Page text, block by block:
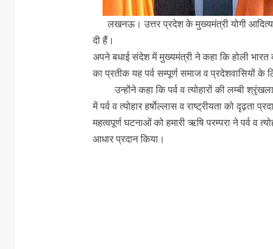
लखनऊ। उत्तर प्रदेश के मुख्यमंत्री योगी
दी हैं।
अपने बधाई संदेश में मुख्यमंत्री ने कहा कि होली भारत
का प्रतीक यह पर्व सम्पूर्ण समाज व प्रदेशवासियों के
उन्होंने कहा कि पर्व व त्योहारों की लम्बी
में पर्व व त्योहार हर्षाेल्लास व राष्ट्रीयता को दृढ़ता
महत्वपूर्ण घटनाओं को हमारी ऋषि परम्परा ने पर्व व
आधार प्रदान किया।